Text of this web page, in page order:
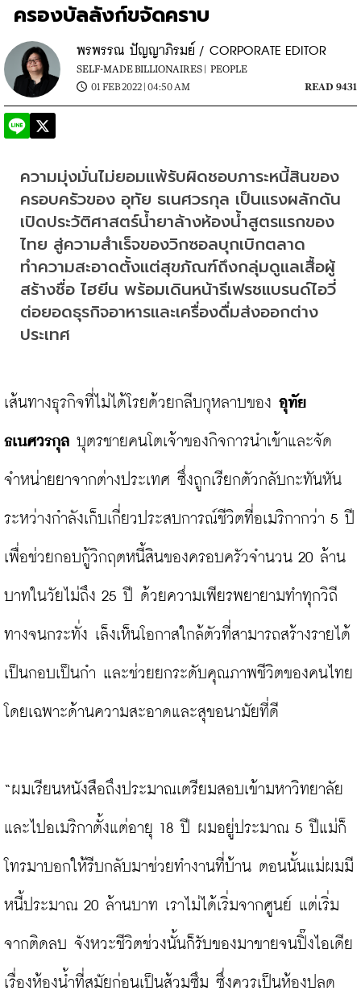
ครองบัลลังก์ขจัดคราบ
พรพรรณ ปัญญาภิรมย์ / CORPORATE EDITOR
SELF-MADE BILLIONAIRES | PEOPLE
01 FEB 2022 | 04:50 AM
READ 9431
ความมุ่งมั่นไม่ยอมแพ้รับผิดชอบภาระหนี้สินของ
ครอบครัวของ อุทัย ธเนศวรกุล เป็นแรงผลักดัน
เปิดประวัติศาสตร์น้ำยาล้างห้องน้ำสูตรแรกของ
ไทย สู่ความสำเร็จของวิกซอลบุกเบิกตลาด
ทำความสะอาดตั้งแต่สุขภัณฑ์ถึงกลุ่มดูแลเสื้อผู้
สร้างชื่อ ไฮยีน พร้อมเดินหน้ารีเฟรชแบรนด์ไอวี่
ต่อยอดธุรกิจอาหารและเครื่องดื่มส่งออกต่าง
ประเทศ
เส้นทางธุรกิจที่ไม่ได้โรยด้วยกลีบกุหลาบของ อุทัย
ธเนศวรกุล บุตรชายคนโตเจ้าของกิจการนำเข้าและจัด
จำหน่ายยาจากต่างประเทศ ซึ่งถูกเรียกตัวกลับกะทันหัน
ระหว่างกำลังเก็บเกี่ยวประสบการณ์ชีวิตที่อเมริกากว่า 5 ปี
เพื่อช่วยกอบกู้วิกฤตหนี้สินของครอบครัวจำนวน 20 ล้าน
บาทในวัยไม่ถึง 25 ปี ด้วยความเพียรพยายามทำทุกวิถี
ทางจนกระทั่ง เล็งเห็นโอกาสใกล้ตัวที่สามารถสร้างรายได้
เป็นกอบเป็นกำ และช่วยยกระดับคุณภาพชีวิตของคนไทย
โดยเฉพาะด้านความสะอาดและสุขอนามัยที่ดี
“ผมเรียนหนังสือถึงประมาณเตรียมสอบเข้ามหาวิทยาลัย
และไปอเมริกาตั้งแต่อายุ 18 ปี ผมอยู่ประมาณ 5 ปีแม่ก็
โทรมาบอกให้รีบกลับมาช่วยทำงานที่บ้าน ตอนนั้นแม่ผมมี
หนี้ประมาณ 20 ล้านบาท เราไม่ได้เริ่มจากศูนย์ แต่เริ่ม
จากติดลบ จังหวะชีวิตช่วงนั้นก็รับของมาขายจนปิ๊งไอเดีย
เรื่องห้องน้ำที่สมัยก่อนเป็นส้วมซึม ซึ่งควรเป็นห้องปลด